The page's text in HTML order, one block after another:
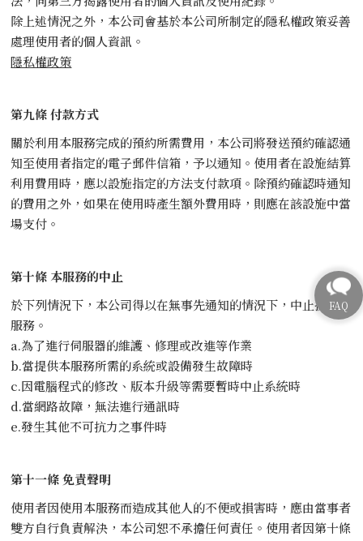
除上述情況之外，本公司會基於本公司所制定的隱私權政策妥善
處理使用者的個人資訊。
隱私權政策
第九條 付款方式
關於利用本服務完成的預約所需費用，本公司將發送預約確認通
知至使用者指定的電子郵件信箱，予以通知。使用者在設施結算
利用費用時，應以設施指定的方法支付款項。除預約確認時通知
的費用之外，如果在使用時產生額外費用時，則應在該設施中當
場支付。
第十條 本服務的中止
於下列情況下，本公司得以在無事先通知的情況下，中止提供本
服務。
a.為了進行伺服器的維護、修理或改進等作業
b.當提供本服務所需的系統或設備發生故障時
c.因電腦程式的修改、版本升級等需要暫時中止系統時
d.當網路故障，無法進行通訊時
e.發生其他不可抗力之事件時
第十一條 免責聲明
使用者因使用本服務而造成其他人的不便或損害時，應由當事者
雙方自行負責解決，本公司恕不承擔任何責任。使用者因第十條